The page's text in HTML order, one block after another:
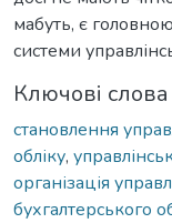
мабуть, є
системи
Ключові слова
становлення
обліку,
організація
бухгалтерського